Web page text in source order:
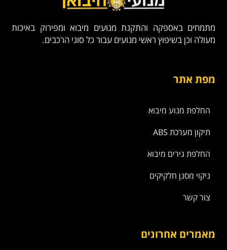
מתמחים באספקה והתקנת מנועים מיבוא ומפירוק באיכות
מעולה וכן בשיפוץ ראשי מנועים עבור כל סוגי הרכבים.
מפת אתר
החלפת מנוע מיבוא
תיקון מערכת ABS
החלפת גירים מיבוא
ניקוי מסנן חלקיקים
צור קשר
מאמרים אחרונים